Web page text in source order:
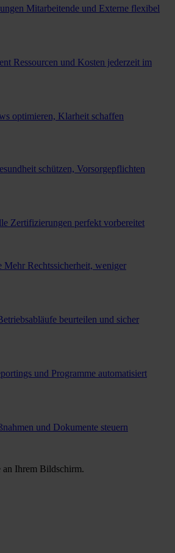
Mitarbeitende und Externe flexibel
Ressourcen und Kosten jederzeit im
optimieren, Klarheit schaffen
schützen, Vorsorgepflichten
Zertifizierungen perfekt vorbereitet
Mehr Rechtssicherheit, weniger
beurteilen und sicher
und Programme automatisiert
und Dokumente steuern
an Ihrem Bildschirm.